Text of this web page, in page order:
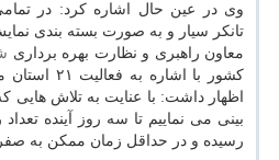
وی در عین حال اشاره كرد: در
تانكر سیار و به صورت بسته بندی
معاون راهبری و نظارت بهره برداری
كشور با
اظهار داشت: با عنایت به تلاش هایی
بینی می نماییم تا سه روز آینده
رسیده و در حداقل زمان ممكن به